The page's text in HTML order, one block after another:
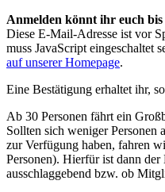
Anmelden könnt ihr euch
Diese E-Mail-Adresse ist vor
muss JavaScript eingeschaltet
auf unserer Homepage.
Eine Bestätigung erhaltet ihr,
Ab 30 Personen fährt ein
Sollten sich weniger Personen
zur Verfügung haben, fahren
Personen). Hierfür ist dann
ausschlaggebend bzw. ob